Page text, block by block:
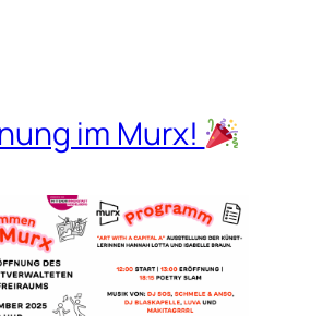
im Murx!